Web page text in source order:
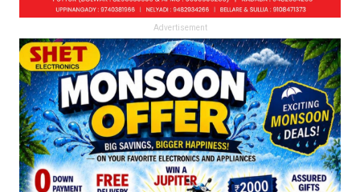
Advertisement